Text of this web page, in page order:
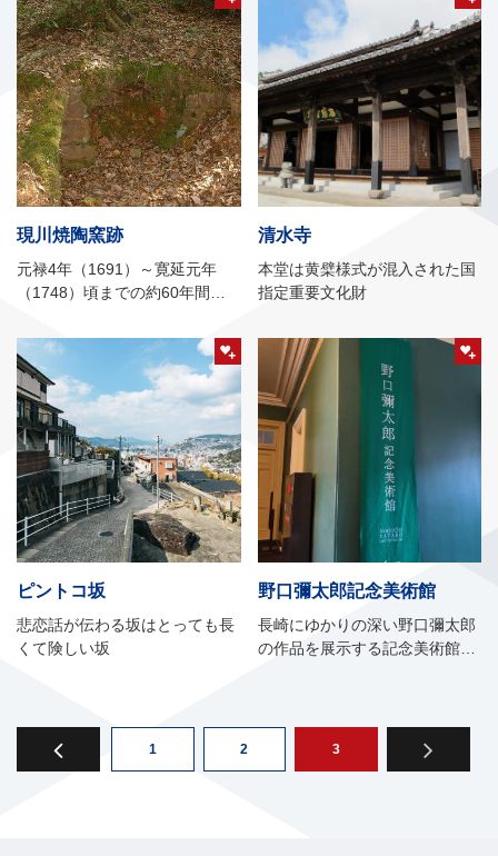
現川焼陶窯跡
元禄4年（1691）～寛延元年
（1748）頃までの約60年間、
一つ
清水寺
本堂は黄檗様式が混入された国
指定重要文化財
ピントコ坂
悲恋話が伝わる坂はとっても長
くて険しい坂
野口彌太郎記念美術館
長崎にゆかりの深い野口彌太郎
の作品を展示する記念美術館
1 2 3